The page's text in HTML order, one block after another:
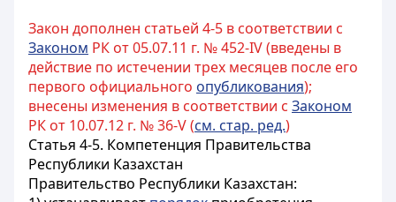
Закон дополнен статьей 4-5 в соответствии с
Законом РК от 05.07.11 г. № 452-IV (введены в
действие по истечении трех месяцев после его
первого официального опубликования);
внесены изменения в соответствии с Законом
РК от 10.07.12 г. № 36-V (см. стар. ред.)
Статья 4-5. Компетенция Правительства
Республики Казахстан
Правительство Республики Казахстан: